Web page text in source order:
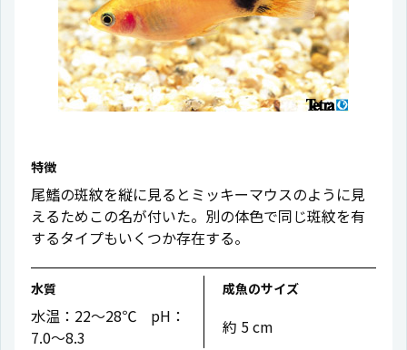
特徴
尾鰭の斑紋を縦に見るとミッキーマウスのように見
えるためこの名が付いた。別の体色で同じ斑紋を有
するタイプもいくつか存在する。
水質
水温：22〜28℃ pH：
7.0〜8.3
成魚のサイズ
約 5 cm